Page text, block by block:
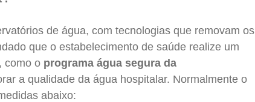
de água, com tecnologias que removam os
que o estabelecimento de saúde realize um
como o programa água segura da
a qualidade da água hospitalar. Normalmente o
abaixo: